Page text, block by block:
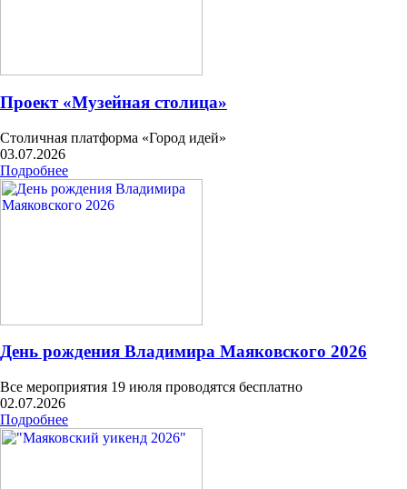
Проект «Музейная столица»
Столичная платформа «Город идей»
03.07.2026
Подробнее
День рождения Владимира Маяковского 2026
Все мероприятия 19 июля проводятся бесплатно
02.07.2026
Подробнее